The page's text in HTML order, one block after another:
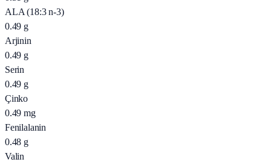
ALA (18:3 n-3)
0.49 g
Arjinin
0.49 g
Serin
0.49 g
Çinko
0.49 mg
Fenilalanin
0.48 g
Valin